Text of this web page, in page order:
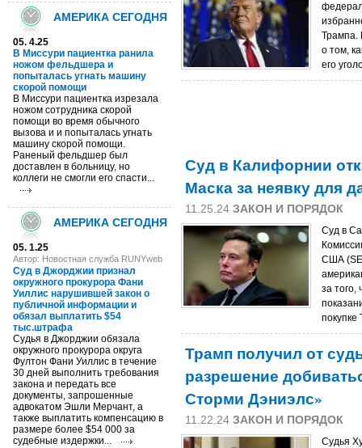
АМЕРИКА СЕГОДНЯ
05. 4.25
В Миссури пациентка ранила
ножом фельдшера и
попыталась угнать машину
скорой помощи
В Миссури пациентка изрезала
ножом сотрудника скорой
помощи во время обычного
вызова и и попыталась угнать
машину скорой помощи.
Раненый фельдшер был
доставлен в больницу, но
коллеги не смогли его спасти...
АМЕРИКА СЕГОДНЯ
05. 1.25
Автор: Новостная служба RUNYweb
Суд в Джорджии признал
окружного прокурора Фани
Уиллис нарушившей закон о
публичной информации и
обязал выплатить $54
тыс.штрафа
Судья в Джорджии обязала
окружного прокурора округа
Фултон Фани Уиллис в течение
30 дней выполнить требования
закона и передать все
документы, запрошенные
адвокатом Эшли Мерчант, а
также выплатить компенсацию в
размере более $54 000 за
судебные издержки...
Трампа.
о том,
его
Суд в Калифорнии
Маска за неявку для
11.25.24 ЗАКОН И ПОРЯДОК
Суд в
США
за того,
покупке
Трамп получил от
разрешение
Сторми Дэниэлс»
11.22.24 ЗАКОН И ПОРЯДОК
Судья